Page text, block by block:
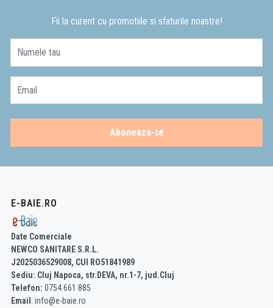
Fii la curent cu promotiile si sfaturile noastre!
Numele tau
Email
Aboneaza-te
E-BAIE.RO
Date Comerciale
NEWCO SANITARE S.R.L.
J2025036529008, CUI RO51841989
Sediu: Cluj Napoca, str.DEVA, nr.1-7, jud.Cluj
Telefon: 0754 661 885
Email : info@e-baie.ro